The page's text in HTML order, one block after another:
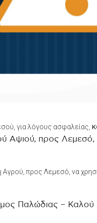
για λόγους ασφαλείας,
Αψιού, προς Λεμεσό,
Αγρού, προς Λεμεσό, να
Παλώδιας – Καλού